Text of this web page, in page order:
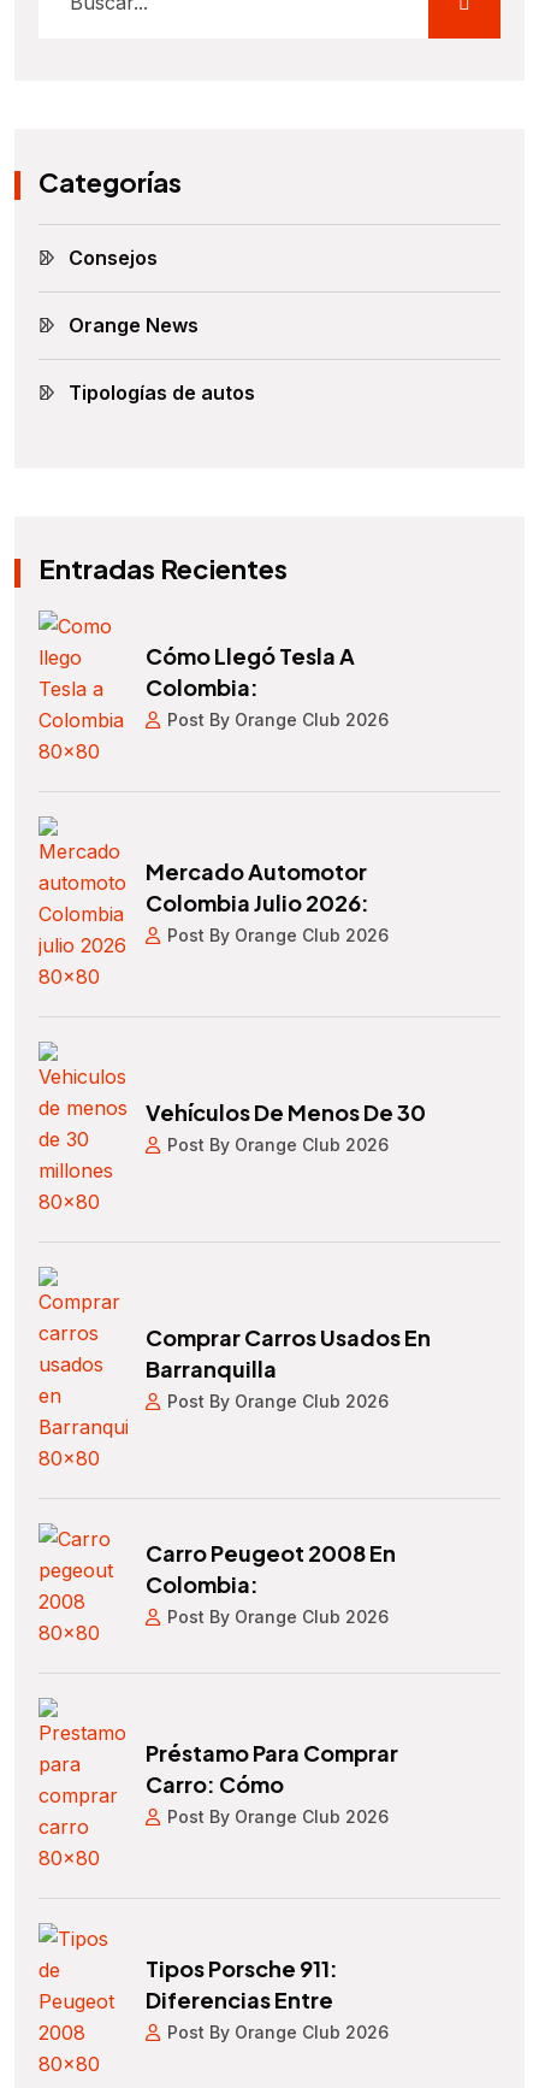
Categorías
Consejos
Orange News
Tipologías de autos
Entradas Recientes
Cómo Llegó Tesla A
Colombia:
Post By Orange Club 2026
Mercado Automotor
Colombia Julio 2026:
Post By Orange Club 2026
Vehículos De Menos De 30
Post By Orange Club 2026
Comprar Carros Usados En
Barranquilla
Post By Orange Club 2026
Carro Peugeot 2008 En
Colombia:
Post By Orange Club 2026
Préstamo Para Comprar
Carro: Cómo
Post By Orange Club 2026
Tipos Porsche 911:
Diferencias Entre
Post By Orange Club 2026